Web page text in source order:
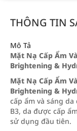
THÔNG TIN
Mô Tả
Mặt Nạ Cấp Ẩm
Brightening &
Mặt Nạ Cấp Ẩm
Brightening &
cấp ẩm và sáng
B3, da được cấp
sử dụng đầu tiên.